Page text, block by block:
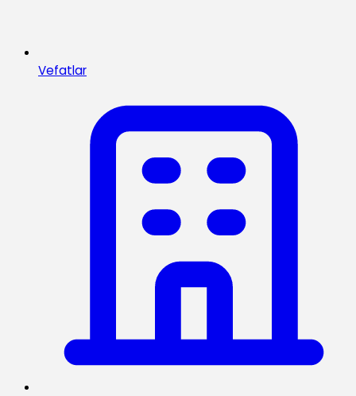
Vefatlar